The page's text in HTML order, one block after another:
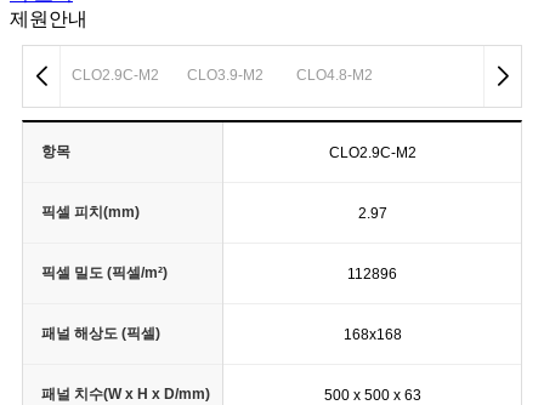
제원안내
CLO2.9C-M2 CLO3.9-M2 CLO4.8-M2
항목
픽셀 피치(mm)
픽셀 밀도 (픽셀/m²)
패널 해상도 (픽셀)
패널 치수(W x H x D/mm)
CLO2.9C-M2
2.97
112896
168x168
500 x 500 x 63